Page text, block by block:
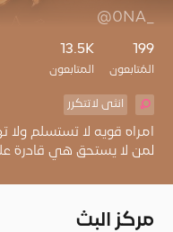
@0NA_
199
المُتابعون
13.5K
المتابعون
انثى لاتتكرر
مركز البث